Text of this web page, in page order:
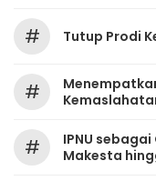
# Tutup Prodi
#
#
IPNU
Makesta